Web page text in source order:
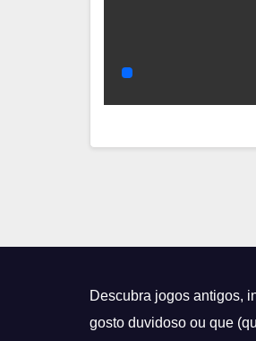
Descubra jogos antigos,
gosto duvidoso ou que